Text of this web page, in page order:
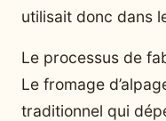
utilisait donc dans
Le processus de
Le fromage
traditionnel qui